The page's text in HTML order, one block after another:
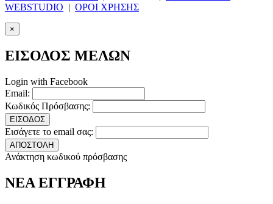
WEBSTUDIO | ΟΡΟΙ ΧΡΗΣΗΣ
×
ΕΙΣΟΔΟΣ ΜΕΛΩΝ
Login with Facebook
Email:
Κωδικός Πρόσβασης:
ΕΙΣΟΔΟΣ
Εισάγετε το email σας:
ΑΠΟΣΤΟΛΗ
Ανάκτηση κωδικού πρόσβασης
ΝΕΑ ΕΓΓΡΑΦΗ